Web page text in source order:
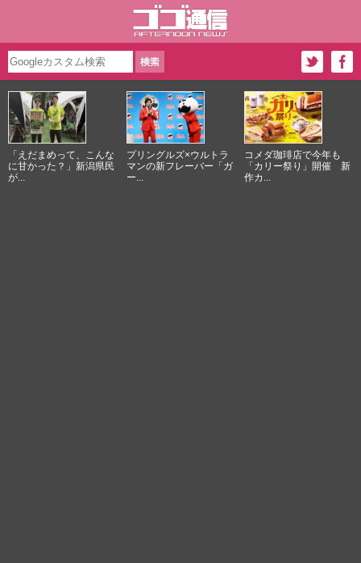
「えだまめって、こんな
に甘かった？」新潟県民
が...
プリングルズ×ウルトラ
マンの新フレーバー「ガ
ー...
コメダ珈琲店で今年も
「カリー祭り」開催 新
作カ...